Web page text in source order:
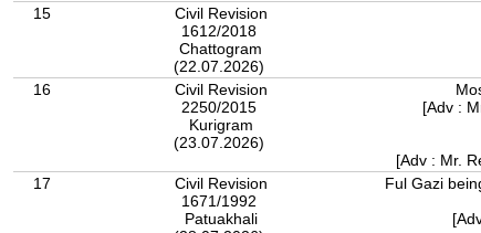
15
Civil Revision
1612/2018
Chattogram
(22.07.2026)
16
Civil Revision
2250/2015
Kurigram
(23.07.2026)
[Adv :
[Adv : Mr.
17
Civil Revision
1671/1992
Patuakhali
Ful Gazi